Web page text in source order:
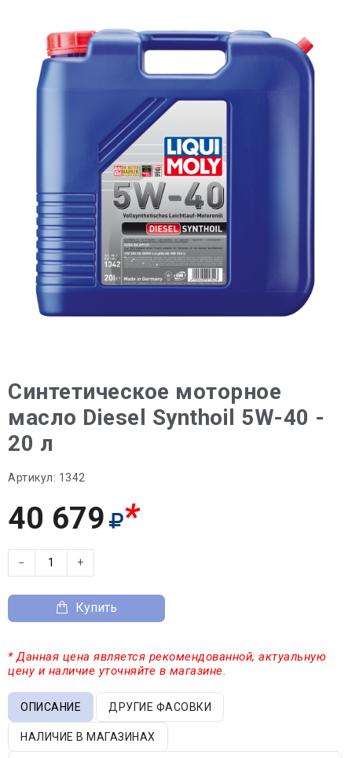
Синтетическое моторное
масло Diesel Synthoil 5W-40 -
20 л
Артикул: 1342
40 679 *
− +
Купить
* Данная цена является рекомендованной, актуальную
цену и наличие уточняйте в магазине.
ОПИСАНИЕ ДРУГИЕ ФАСОВКИ
НАЛИЧИЕ В МАГАЗИНАХ